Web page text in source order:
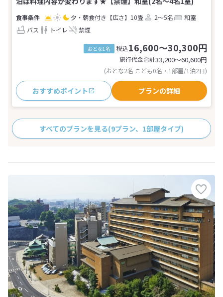
夕・朝食付き 【広さ】10畳 2～5名
和室
バス
トイレ 禁煙
おとな1名 税込16,600～30,300円
旅行代金合計33,200〜60,600円
(おとな2名 こども0名・1部屋/1泊2日)
おすすめポイント プランの詳細
すべてのプランを見る(9プラン、1部屋タイプ)